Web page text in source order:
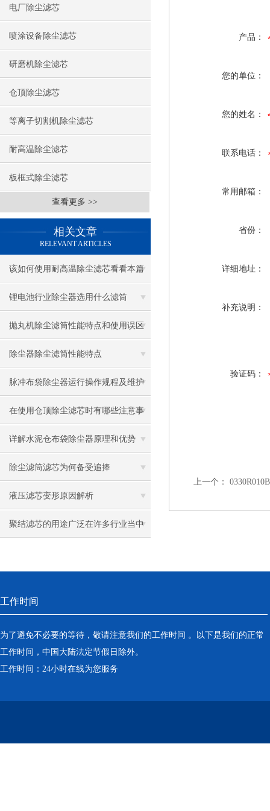
电厂除尘滤芯
喷涂设备除尘滤芯
研磨机除尘滤芯
仓顶除尘滤芯
等离子切割机除尘滤芯
耐高温除尘滤芯
板框式除尘滤芯
查看更多 >>
相关文章
RELEVANT ARTICLES
该如何使用耐高温除尘滤芯看看本篇
吧
锂电池行业除尘器选用什么滤筒
抛丸机除尘滤筒性能特点和使用误区
除尘器除尘滤筒性能特点
脉冲布袋除尘器运行操作规程及维护
保养方法
在使用仓顶除尘滤芯时有哪些注意事
项呢
详解水泥仓布袋除尘器原理和优势
除尘滤筒滤芯为何备受追捧
液压滤芯变形原因解析
聚结滤芯的用途广泛在许多行业当中
产品：
您的单位：
您的姓名：
联系电话：
常用邮箱：
省份：
详细地址：
补充说明：
验证码：
上一个：
工作时间
为了避免不必要的等待，敬请注意我们的工作时间 。以下是我们的正常
工作时间，中国大陆法定节假日除外。
工作时间：24小时在线为您服务